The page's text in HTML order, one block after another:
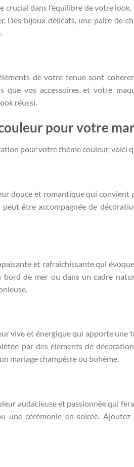
crucial dans l’équilibre de votre
Des bijoux délicats, une paire de
de votre tenue sont
que vos accessoires et votre
réussi.
pour votre
pour votre thème couleur, voici
douce et romantique qui
être accompagnée de
et rafraîchissante qui
bord de mer ou dans un cadre
vive et énergique qui apporte une
par des éléments de
mariage champêtre ou bohème.
audacieuse et passionnée qui
une cérémonie en soirée.